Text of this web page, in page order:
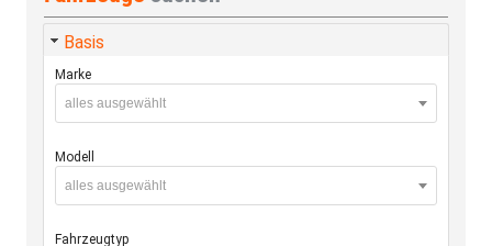
Basis
Marke
alles ausgewählt
Modell
alles ausgewählt
Fahrzeugtyp